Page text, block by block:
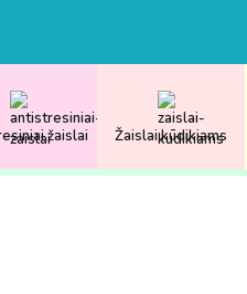
žaislai Žaislai kūdikiams